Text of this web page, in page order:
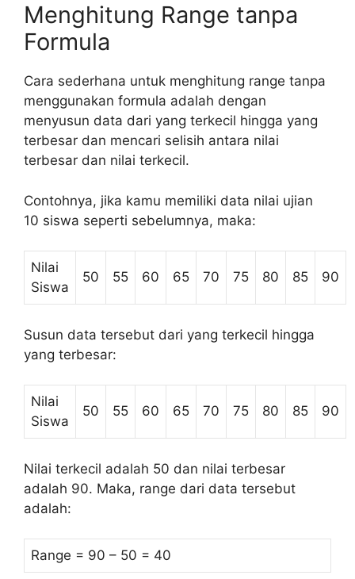
Menghitung Range tanpa
Formula
Cara sederhana untuk menghitung range tanpa
menggunakan formula adalah dengan
menyusun data dari yang terkecil hingga yang
terbesar dan mencari selisih antara nilai
terbesar dan nilai terkecil.
Contohnya, jika kamu memiliki data nilai ujian
10 siswa seperti sebelumnya, maka:
Nilai
Siswa
50 55 60 65 70 75 80 85 90
Susun data tersebut dari yang terkecil hingga
yang terbesar:
Nilai
Siswa
50 55 60 65 70 75 80 85 90
Nilai terkecil adalah 50 dan nilai terbesar
adalah 90. Maka, range dari data tersebut
adalah:
Range = 90 – 50 = 40